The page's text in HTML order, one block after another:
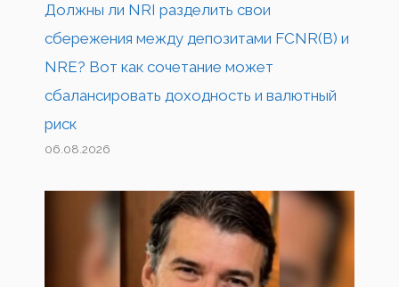
Должны ли NRI разделить свои
сбережения между депозитами FCNR(B) и
NRE? Вот как сочетание может
сбалансировать доходность и валютный
риск
06.08.2026